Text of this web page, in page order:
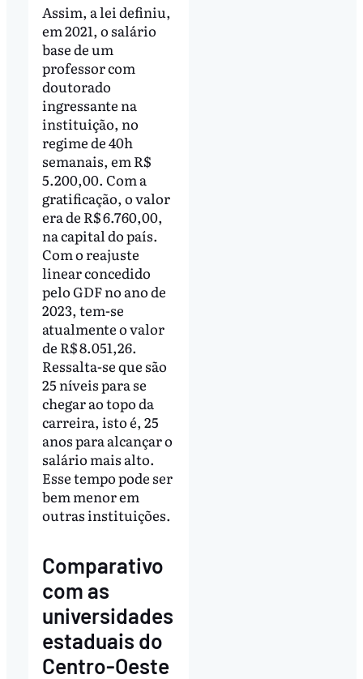
Assim, a lei definiu,
em 2021, o salário
base de um
professor com
doutorado
ingressante na
instituição, no
regime de 40h
semanais, em R$
5.200,00. Com a
gratificação, o valor
era de R$ 6.760,00,
na capital do país.
Com o reajuste
linear concedido
pelo GDF no ano de
2023, tem-se
atualmente o valor
de R$ 8.051,26.
Ressalta-se que são
25 níveis para se
chegar ao topo da
carreira, isto é, 25
anos para alcançar o
salário mais alto.
Esse tempo pode ser
bem menor em
outras instituições.
Comparativo
com as
universidades
estaduais do
Centro-Oeste